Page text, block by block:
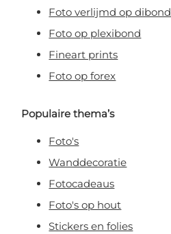
Foto verlijmd op dibond
Foto op plexibond
Fineart prints
Foto op forex
Populaire thema’s
Foto's
Wanddecoratie
Fotocadeaus
Foto's op hout
Stickers en folies